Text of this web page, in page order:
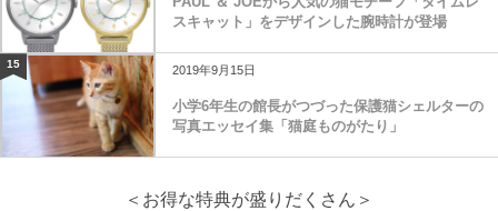
スキャット」をデザインした腕時計が登場
15 2019年9月15日
小学6年生の館長がつづった保護猫シェルターの
写真エッセイ集「猫庭ものがたり」
＜お得な特典が盛りだくさん＞